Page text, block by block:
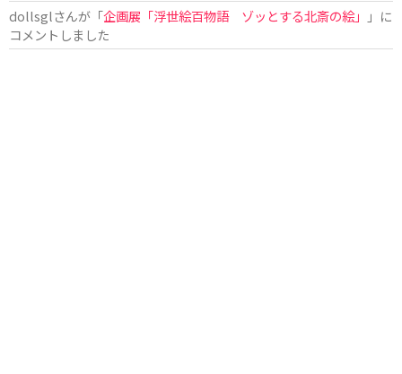
dollsglさんが「企画展「浮世絵百物語 ゾッとする北斎の絵」
」に
コメントしました